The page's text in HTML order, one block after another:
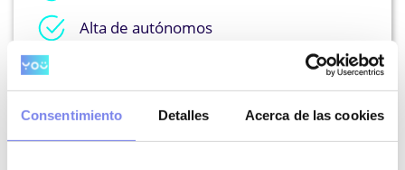
Consentimiento Detalles Acerca de las cookies
Alta de autónomos
Presentación de impuestos
Ayudas y subvenciones